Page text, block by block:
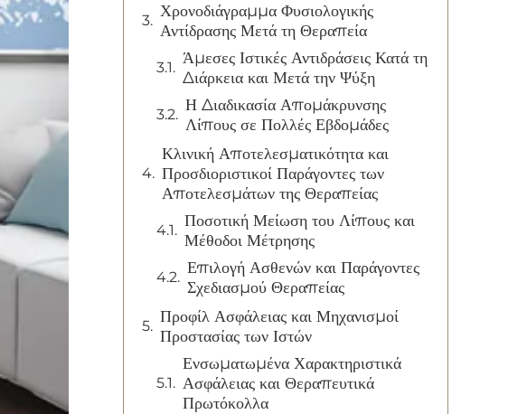
Χρονοδιάγραμμα Φυσιολογικής
Αντίδρασης Μετά τη Θεραπεία
Άμεσες Ιστικές Αντιδράσεις Κατά τη
Διάρκεια και Μετά την Ψύξη
Η Διαδικασία Απομάκρυνσης
Λίπους σε Πολλές Εβδομάδες
Κλινική Αποτελεσματικότητα και
Προσδιοριστικοί Παράγοντες των
Αποτελεσμάτων της Θεραπείας
Ποσοτική Μείωση του Λίπους και
Μέθοδοι Μέτρησης
Επιλογή Ασθενών και Παράγοντες
Σχεδιασμού Θεραπείας
Προφίλ Ασφάλειας και Μηχανισμοί
Προστασίας των Ιστών
Ενσωματωμένα Χαρακτηριστικά
Ασφάλειας και Θεραπευτικά
Πρωτόκολλα